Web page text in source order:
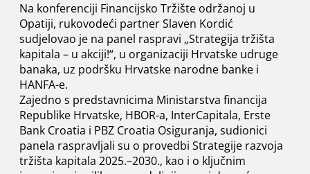
Na konferenciji Financijsko Tržište održanoj u
Opatiji, rukovodeći partner Slaven Kordić
sudjelovao je na panel raspravi „Strategija tržišta
kapitala – u akciji!“, u organizaciji Hrvatske udruge
banaka, uz podršku Hrvatske narodne banke i
HANFA-e.
Zajedno s predstavnicima Ministarstva financija
Republike Hrvatske, HBOR-a, InterCapitala, Erste
Bank Croatia i PBZ Croatia Osiguranja, sudionici
panela raspravljali su o provedbi Strategije razvoja
tržišta kapitala 2025.–2030., kao i o ključnim